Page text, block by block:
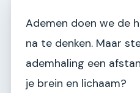
Ademen doen we de
na te denken. Maar
ademhaling een
je brein en lichaam?